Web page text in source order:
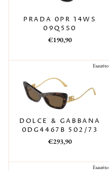
PRADA 0PR 14WS
09Q5S0
Prezzo
listino
Prezzo
€190,90
Esaurito
DOLCE & GABBANA
0DG4467B 502/73
Prezzo
listino
Prezzo
€293,90
Esaurito